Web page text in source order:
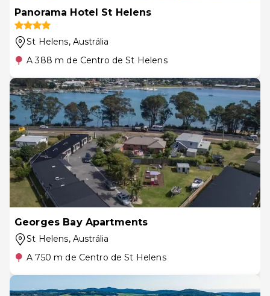
Panorama Hotel St Helens
St Helens, Austrália
A 388 m de Centro de St Helens
Georges Bay Apartments
St Helens, Austrália
A 750 m de Centro de St Helens